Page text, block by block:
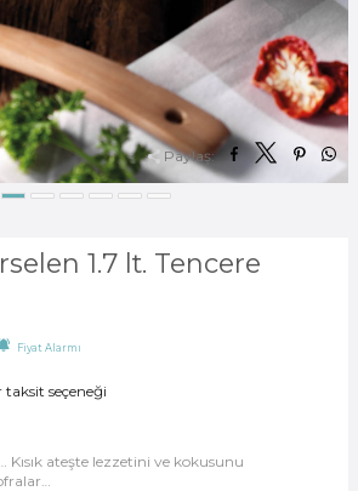
Paylaş:
1.7 lt. Tencere
Fiyat Alarmı
taksit seçeneği
ateşte lezzetini ve kokusunu